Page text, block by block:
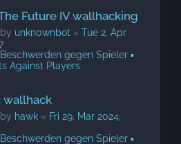
Future IV wallhacking
unkn0wnbot « Tue 2. Apr
Beschwerden gegen Spieler ▪
Against Players
wallhack
hawk « Fri 29. Mar 2024,
Beschwerden gegen Spieler ▪